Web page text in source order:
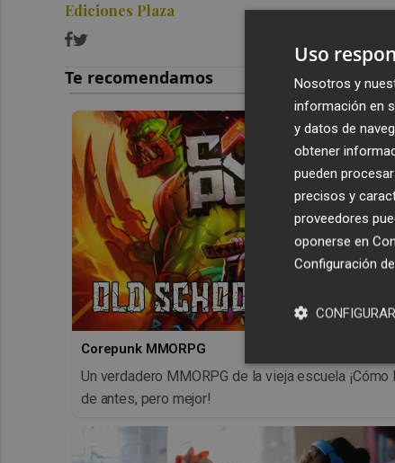
Ediciones Plaza
Corepunk MMORPG
Un verdadero MMORPG de la vieja escuela ¡Cómo
de antes, pero mejor!
Uso
Nosotros y
información en
y datos de
obtener
pueden
precisos y
proveedores
oponerse en
Configuración
CONFIGURAR